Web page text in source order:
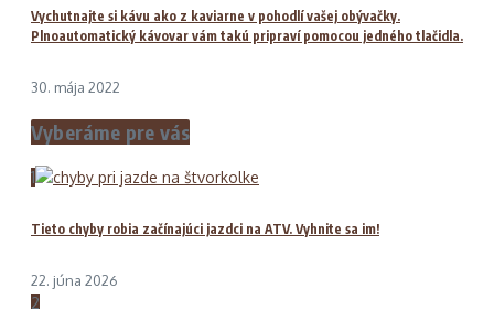
Vychutnajte si kávu ako z kaviarne v pohodlí vašej obývačky.
Plnoautomatický kávovar vám takú pripraví pomocou jedného tlačidla.
30. mája 2022
Vyberáme pre vás
1
Tieto chyby robia začínajúci jazdci na ATV. Vyhnite sa im!
22. júna 2026
2